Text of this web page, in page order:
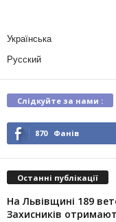
Українська
Русский
Слідкуйте за нами :
870 Фанів
Останні публікації
На Львівщині 189
Захисників